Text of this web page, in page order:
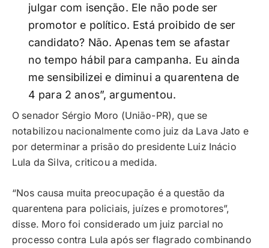
julgar com isenção. Ele não pode ser
promotor e político. Está proibido de ser
candidato? Não. Apenas tem se afastar
no tempo hábil para campanha. Eu ainda
me sensibilizei e diminui a quarentena de
4 para 2 anos”, argumentou.
O senador Sérgio Moro (União-PR), que se
notabilizou nacionalmente como juiz da Lava Jato e
por determinar a prisão do presidente Luiz Inácio
Lula da Silva, criticou a medida.
“Nos causa muita preocupação é a questão da
quarentena para policiais, juízes e promotores”,
disse. Moro foi considerado um juiz parcial no
processo contra Lula após ser flagrado combinando